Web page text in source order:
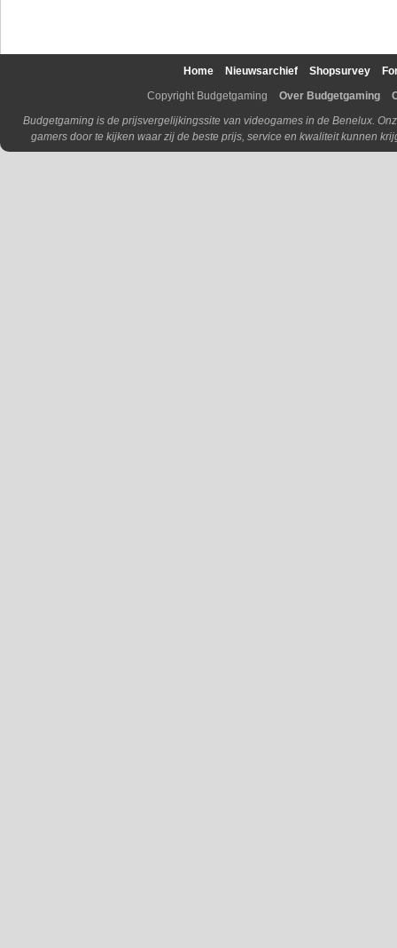
Home Nieuwsarchief Shopsurvey
Copyright Budgetgaming
Over Budgetgaming
Budgetgaming is de prijsvergelijkingssite van videogames in de Benelux.
gamers door te kijken waar zij de beste prijs, service en kwaliteit kunnen